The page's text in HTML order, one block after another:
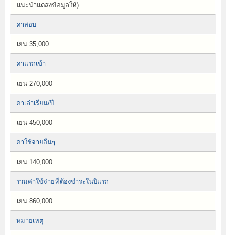
แนะนำแต่ส่งข้อมูลให้)
ค่าสอบ
เยน 35,000
ค่าแรกเข้า
เยน 270,000
ค่าเล่าเรียน/ปี
เยน 450,000
ค่าใช้จ่ายอื่นๆ
เยน 140,000
รวมค่าใช้จ่ายที่ต้องชำระในปีแรก
เยน 860,000
หมายเหตุ